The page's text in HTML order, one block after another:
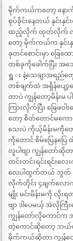
မိုက်ကယ်ကတော့ နောက်တ
စုပ်ခိုင်းနေတယ် နှင်း
ထည့်လိုက် ထုတ်လိုက် လုပ်နေ
တော့ မိုက်ကယ်က နှင်းနှင်
ခုတင်စောင်းမှာ ခြေထ
တစ်ခုကိုဖေါက်ပြီး အသ
ရှူ း နဲ့သေချာအရည်
တစ်ချက်ထဲ အရှိန်ပျေ
တာပဲ ကျွန်တော့မိန်
ကြားလိုက်ပြီး ခြေဖဝ
တော့ စိတ်တောင်မကော
သေးပဲ ကိုယ့်မိန်းမကိုတေ
ကိုတောင် စိမ်ပြေနပ
လူပါဗျာ ကျွန်တော်
တင်းတင်းရင်းရင်းလေ
လေပါထွက်တယ် ဘွတ်
လိုက်တိုင်း ၄ချက်လေ
မျိုး မင်းမိန်းမကို လိုး
ဗျာ ဒါပေမယ့် အဲလိုကြီ
ကျွန်တော်လိုကောင်က
တဲ့ကောင်ဆိုတော့ ဘယ်လို
မိုက်ကယ်ဆိုတာ ကျွန်တ